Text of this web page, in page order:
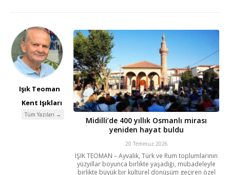
Işık Teoman
Kent Işıkları
Tüm Yazıları →
Midilli’de 400 yıllık Osmanlı mirası
yeniden hayat buldu
20 Temmuz 2026
IŞIK TEOMAN – Ayvalık, Türk ve Rum toplumlarının
yüzyıllar boyunca birlikte yaşadığı, mübadeleyle
birlikte büyük bir kültürel dönüşüm geçiren özel